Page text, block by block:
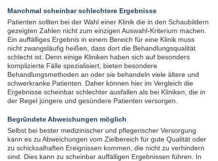
Manchmal scheinbar schlechtere Ergebnisse
Patienten sollten bei der Wahl einer Klinik die in den Schaubildern
gezeigten Zahlen nicht zum einzigen Auswahl-Kriterium machen.
Ein auffälliges Ergebnis in einem Bereich für eine Klinik muss
nicht zwangsläufig heißen, dass dort die Behandlungsqualität
schlecht ist. Denn einige Kliniken haben sich auf besonders
komplizierte Fälle spezialisiert, bieten besondere
Behandlungsmethoden an oder sie behandeln viele ältere und
schwerkranke Patienten. Daher können hier im Vergleich die
Ergebnisse scheinbar schlechter ausfallen als bei Kliniken, die in
der Regel jüngere und gesündere Patienten versorgen.
Begründete Abweichungen möglich
Selbst bei bester medizinischer und pflegerischer Versorgung
kann es zu Abweichungen vom Zielbereich für gute Qualität oder
zu schicksalhaften Ereignissen kommen, die nicht zu verhindern
sind. Dies kann zu scheinbar auffälligen Ergebnissen führen. In
Einverständnis-Optionen des Benutzers
Cookie Laufzeit:
1 Jahr
EXTERNE MEDIEN
Um Inhalte von Videoplattformen und Social Media
diesen externen Medien Cookies gesetzt.
YouTube